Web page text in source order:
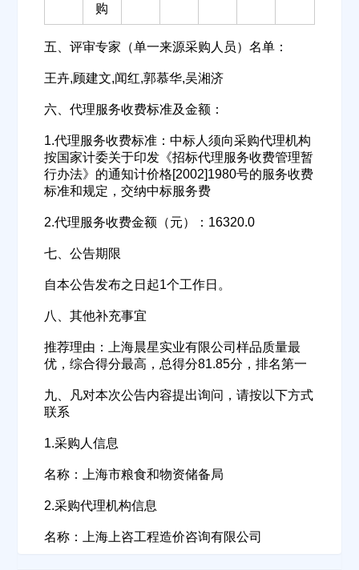
购
五、评审专家（单一来源采购人员）名单：
王卉,顾建文,闻红,郭慕华,吴湘济
六、代理服务收费标准及金额：
1.代理服务收费标准：中标人须向采购代理机构
按国家计委关于印发《招标代理服务收费管理暂
行办法》的通知计价格[2002]1980号的服务收费
标准和规定，交纳中标服务费
2.代理服务收费金额（元）：16320.0
七、公告期限
自本公告发布之日起1个工作日。
八、其他补充事宜
推荐理由：上海晨星实业有限公司样品质量最
优，综合得分最高，总得分81.85分，排名第一
九、凡对本次公告内容提出询问，请按以下方式
联系
1.采购人信息
名称：上海市粮食和物资储备局
2.采购代理机构信息
名称：上海上咨工程造价咨询有限公司
经办人
联系方式
填写联系电话后会有服务中心的工作人员给您致电！